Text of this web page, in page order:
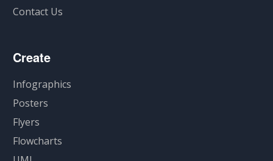
Contact Us
Create
Infographics
Posters
Flyers
Flowcharts